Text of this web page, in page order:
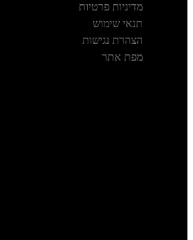
מדיניות פרטיות
תנאי שימוש
הצהרת נגישות
מפת אתר